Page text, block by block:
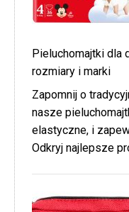
Pieluchomajtki dla
rozmiary i marki
Zapomnij o
nasze
elastyczne, i
Odkryj najlepsze